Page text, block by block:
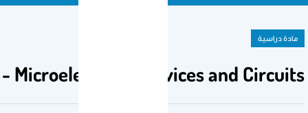
EE 310 - Microelectronic Devices